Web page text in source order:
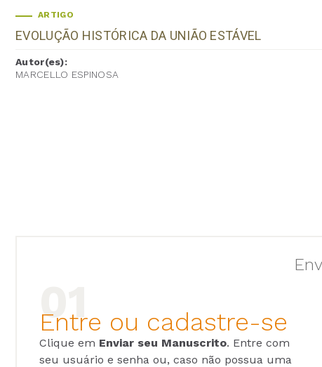
ARTIGO
EVOLUÇÃO HISTÓRICA DA UNIÃO ESTÁVEL
Autor(es):
MARCELLO ESPINOSA
Entre ou cadastre-se
Clique em Enviar seu Manuscrito. Entre com
seu usuário e senha ou, caso não possua uma